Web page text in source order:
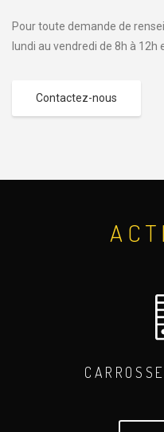
Pour toute demande de
lundi au vendredi de 8h à 12h
Contactez-nous